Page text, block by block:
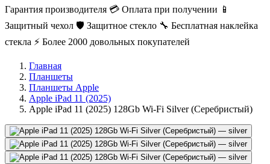
Гарантия производителя 💳 Оплата при получении 📱
Защитный чехол 🛡️ Защитное стекло 🔧 Бесплатная наклейка
стекла ⚡ Более 2000 довольных покупателей
Главная
Планшеты
Планшеты Apple
Apple iPad 11 (2025)
Apple iPad 11 (2025) 128Gb Wi-Fi Silver (Серебристый)